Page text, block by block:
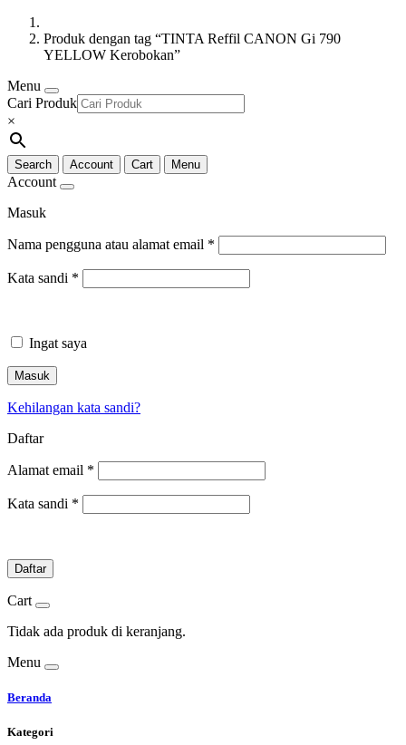
Produk dengan tag “TINTA Reffil CANON Gi 790
YELLOW Kerobokan”
Menu
Cari Produk
×
Search Account Cart Menu
Account
Masuk
Nama pengguna atau alamat email *
Kata sandi *
Ingat saya
Masuk
Kehilangan kata sandi?
Daftar
Alamat email *
Kata sandi *
Daftar
Cart
Tidak ada produk di keranjang.
Menu
Beranda
Kategori